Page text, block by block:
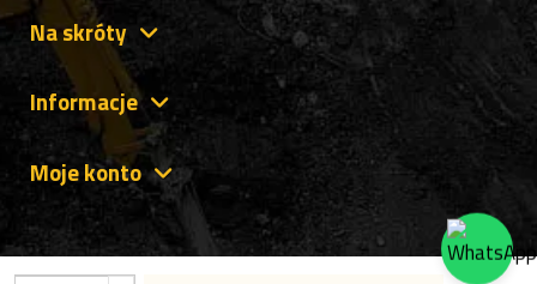
Na skróty
Informacje
Moje konto